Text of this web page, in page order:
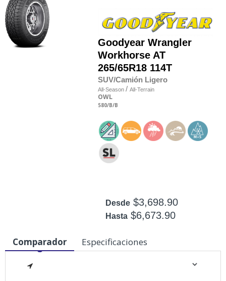
Goodyear Wrangler
Workhorse AT
265/65R18 114T
SUV/Camión Ligero
All-Season / All-Terrain
OWL
580/B/B
Desde $3,698.90
Hasta $6,673.90
Comparador Especificaciones